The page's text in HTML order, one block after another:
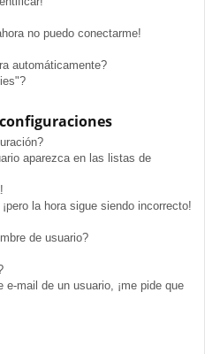
no puedo conectarme!
automáticamente?
aparezca en las listas de
la hora sigue siendo incorrecto!
de usuario?
mail de un usuario, ¡me pide que